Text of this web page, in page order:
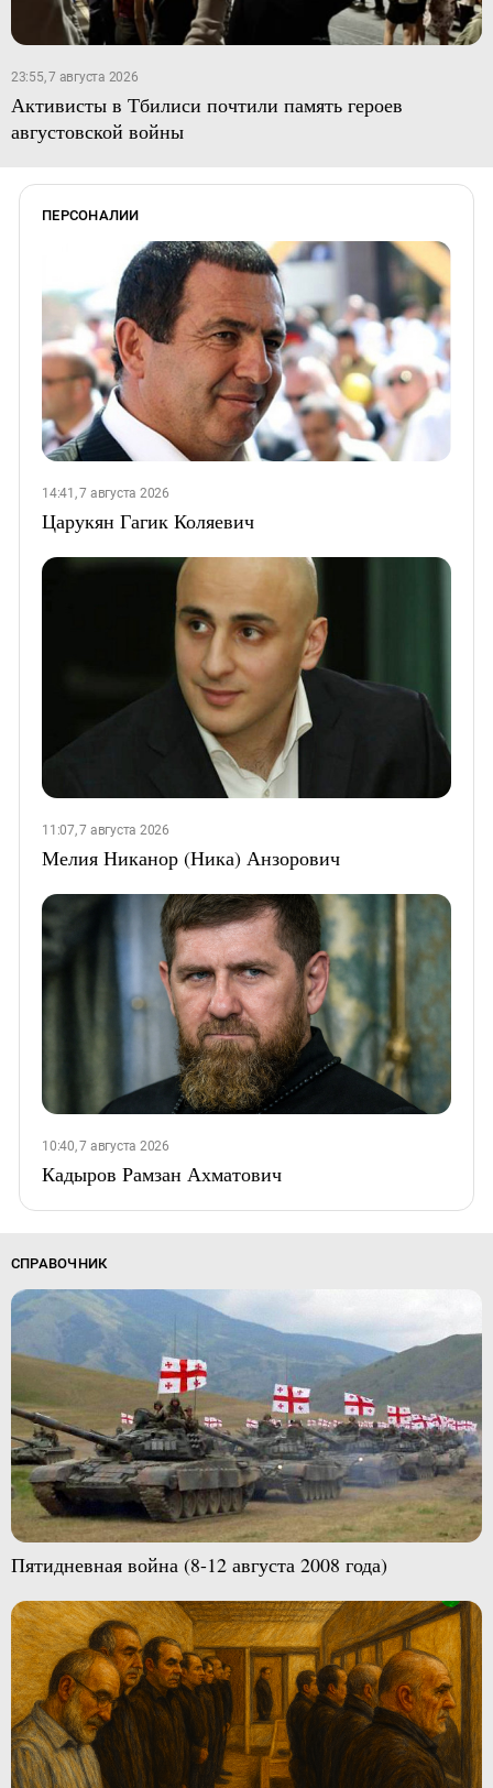
23:55, 7 августа 2026
Активисты в Тбилиси почтили память героев
августовской войны
ПЕРСОНАЛИИ
14:41, 7 августа 2026
Царукян Гагик Коляевич
11:07, 7 августа 2026
Мелия Никанор (Ника) Анзорович
10:40, 7 августа 2026
Кадыров Рамзан Ахматович
СПРАВОЧНИК
Пятидневная война (8-12 августа 2008 года)